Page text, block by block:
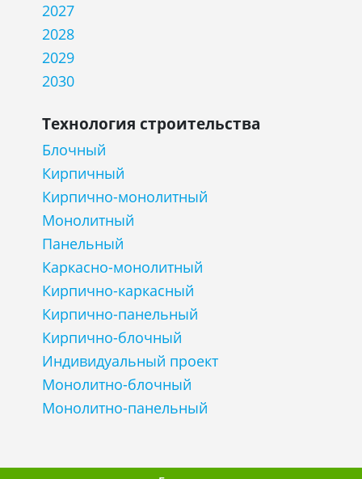
2027
2028
2029
2030
Технология строительства
Блочный
Кирпичный
Кирпично-монолитный
Монолитный
Панельный
Каркасно-монолитный
Кирпично-каркасный
Кирпично-панельный
Кирпично-блочный
Индивидуальный проект
Монолитно-блочный
Монолитно-панельный